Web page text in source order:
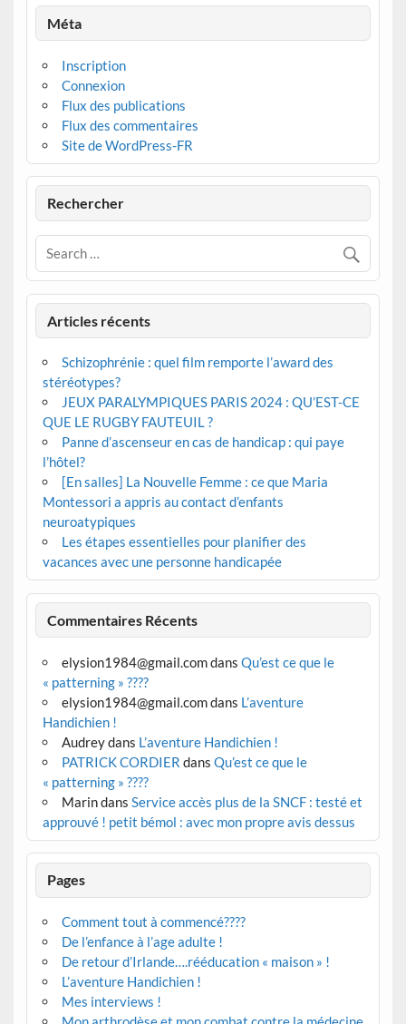
Méta
Inscription
Connexion
Flux des publications
Flux des commentaires
Site de WordPress-FR
Rechercher
Articles récents
Schizophrénie : quel film remporte l’award des
stéréotypes?
JEUX PARALYMPIQUES PARIS 2024 : QU’EST-CE
QUE LE RUGBY FAUTEUIL ?
Panne d’ascenseur en cas de handicap : qui paye
l’hôtel?
[En salles] La Nouvelle Femme : ce que Maria
Montessori a appris au contact d’enfants
neuroatypiques
Les étapes essentielles pour planifier des
vacances avec une personne handicapée
Commentaires Récents
elysion1984@gmail.comdans Qu’est ce que le
« patterning » ????
elysion1984@gmail.comdans L’aventure
Handichien !
Audreydans L’aventure Handichien !
PATRICK CORDIER dans Qu’est ce que le
« patterning » ????
Marindans Service accès plus de la SNCF : testé et
approuvé ! petit bémol : avec mon propre avis dessus
Pages
Comment tout à commencé????
De l’enfance à l’age adulte !
De retour d’Irlande….rééducation « maison » !
L’aventure Handichien !
Mes interviews !